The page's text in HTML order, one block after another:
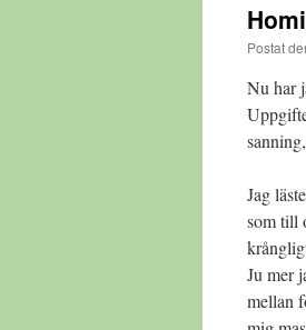
Postat
Nu har
Jag
som till
Ju mer
mellan